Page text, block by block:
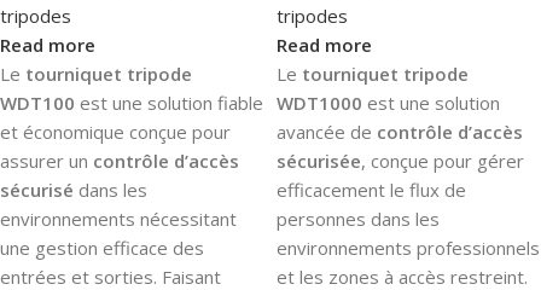
tripodes
Read more
Le tourniquet tripode
WDT100 est une solution fiable
et économique conçue pour
assurer un contrôle d’accès
sécurisé dans les
environnements nécessitant
une gestion efficace des
entrées et sorties. Faisant
tripodes
Read more
Le tourniquet tripode
WDT1000 est une solution
avancée de contrôle d’accès
sécurisée, conçue pour gérer
efficacement le flux de
personnes dans les
environnements professionnels
et les zones à accès restreint.